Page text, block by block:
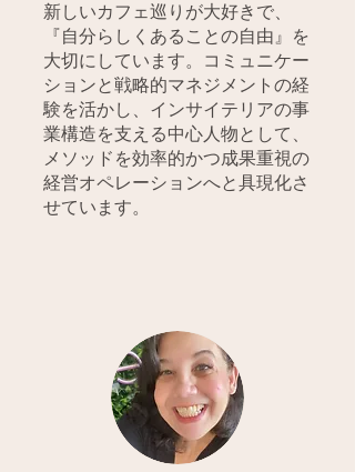
新しいカフェ巡りが大好きで、
『自分らしくあることの自由』を
大切にしています。コミュニケー
ションと戦略的マネジメントの経
験を活かし、インサイテリアの事
業構造を支える中心人物として、
メソッドを効率的かつ成果重視の
経営オペレーションへと具現化さ
せています。